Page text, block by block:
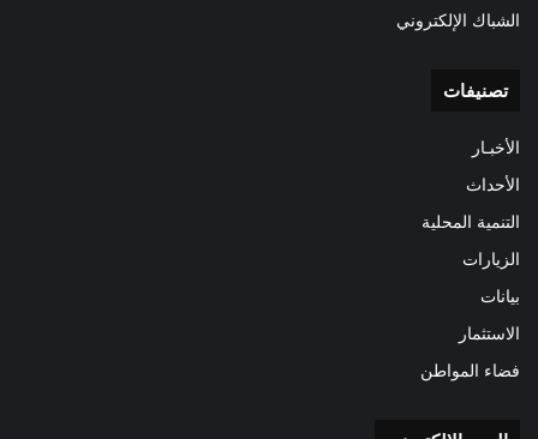
الشباك الإلكتروني
تصنيفات
الأخبـار
الأحداث
التنمية المحلية
الزيارات
بيانات
الاستثمار
فضاء المواطن